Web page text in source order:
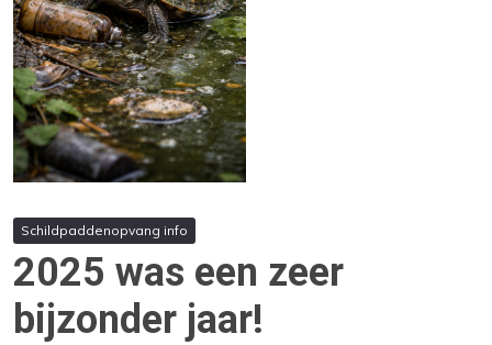
Schildpaddenopvang info
2025 was een zeer
bijzonder jaar!